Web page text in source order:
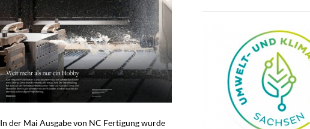
In der Mai Ausgabe von NC Fertigung wurde